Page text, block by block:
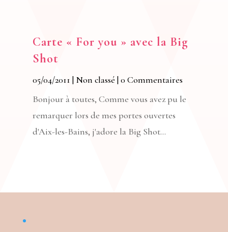
Carte « For you » avec la Big
Shot
05/04/2011 | Non classé | 0 Commentaires
Bonjour à toutes, Comme vous avez pu le
remarquer lors de mes portes ouvertes
d'Aix-les-Bains, j'adore la Big Shot...